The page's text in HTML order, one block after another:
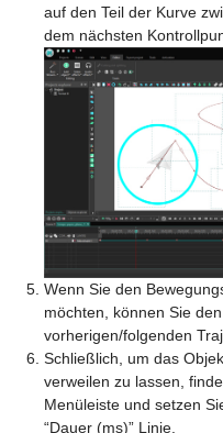
auf den Teil der Kurve
dem nächsten
Wenn Sie den
möchten, können Sie
vorherigen/folgenden
Schließlich, um das
verweilen zu lassen,
Menüleiste und setzen
“Dauer (ms)” Linie.